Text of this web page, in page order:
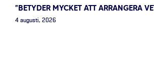
”BETYDER MYCKET ATT ARRANGERA
4 augusti, 2026